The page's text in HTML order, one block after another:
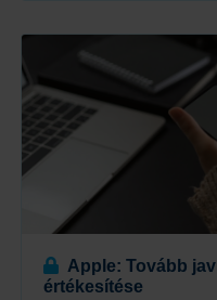
Apple: Tovább
értékesítése